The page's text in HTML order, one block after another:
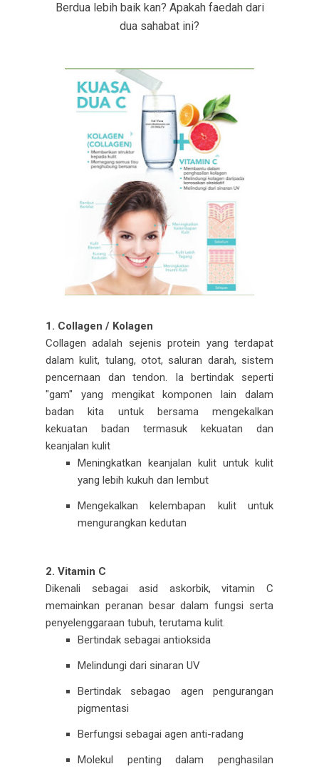
Berdua lebih baik kan? Apakah faedah dari
dua sahabat ini?
1. Collagen / Kolagen
Collagen adalah sejenis protein yang terdapat
dalam kulit, tulang, otot, saluran darah, sistem
pencernaan dan tendon. Ia bertindak seperti
"gam" yang mengikat komponen lain dalam
badan kita untuk bersama mengekalkan
kekuatan badan termasuk kekuatan dan
keanjalan kulit
Meningkatkan keanjalan kulit untuk kulit
yang lebih kukuh dan lembut
Mengekalkan kelembapan kulit untuk
mengurangkan kedutan
2. Vitamin C
Dikenali sebagai asid askorbik, vitamin C
memainkan peranan besar dalam fungsi serta
penyelenggaraan tubuh, terutama kulit.
Bertindak sebagai antioksida
Melindungi dari sinaran UV
Bertindak sebagao agen pengurangan
pigmentasi
Berfungsi sebagai agen anti-radang
Molekul penting dalam penghasilan